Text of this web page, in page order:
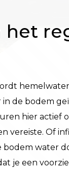
het
in de bodem
hier actief
vereiste. Of
bodem water
je een